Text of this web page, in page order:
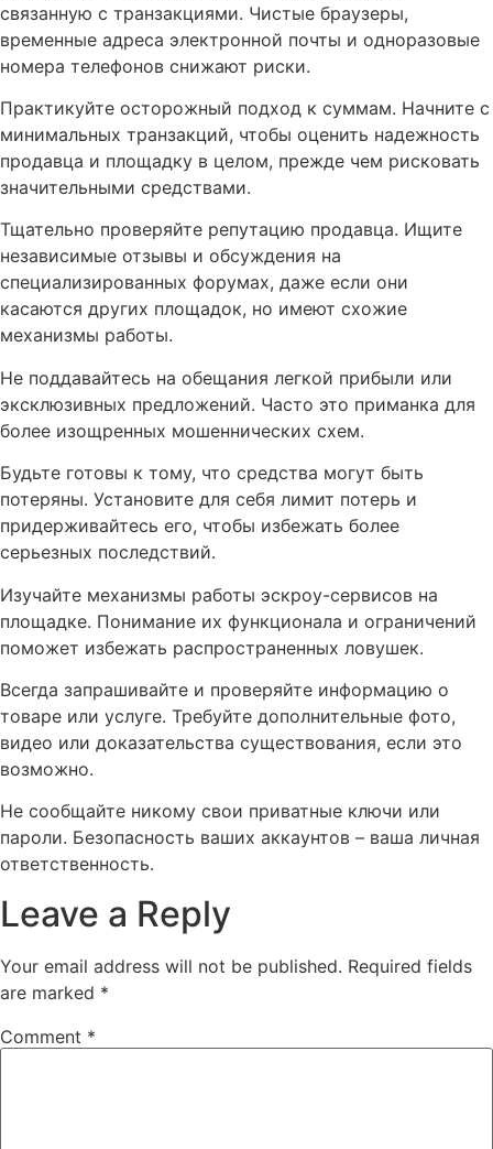
связанную с транзакциями. Чистые браузеры,
временные адреса электронной почты и одноразовые
номера телефонов снижают риски.
Практикуйте осторожный подход к суммам. Начните с
минимальных транзакций, чтобы оценить надежность
продавца и площадку в целом, прежде чем рисковать
значительными средствами.
Тщательно проверяйте репутацию продавца. Ищите
независимые отзывы и обсуждения на
специализированных форумах, даже если они
касаются других площадок, но имеют схожие
механизмы работы.
Не поддавайтесь на обещания легкой прибыли или
эксклюзивных предложений. Часто это приманка для
более изощренных мошеннических схем.
Будьте готовы к тому, что средства могут быть
потеряны. Установите для себя лимит потерь и
придерживайтесь его, чтобы избежать более
серьезных последствий.
Изучайте механизмы работы эскроу-сервисов на
площадке. Понимание их функционала и ограничений
поможет избежать распространенных ловушек.
Всегда запрашивайте и проверяйте информацию о
товаре или услуге. Требуйте дополнительные фото,
видео или доказательства существования, если это
возможно.
Не сообщайте никому свои приватные ключи или
пароли. Безопасность ваших аккаунтов – ваша личная
ответственность.
Leave a Reply
Your email address will not be published. Required fields
are marked *
Comment *